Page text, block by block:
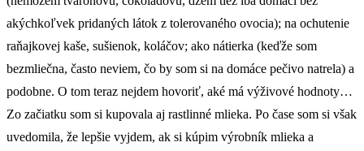
akýchkoľvek pridaných látok z tolerovaného ovocia); na ochutenie
raňajkovej kaše, sušienok, koláčov; ako nátierka (keďže som
bezmliečna, často neviem, čo by som si na domáce pečivo natrela) a
podobne. O tom teraz nejdem hovoriť, aké má výživové hodnoty…
Zo začiatku som si kupovala aj rastlinné mlieka. Po čase som si však
uvedomila, že lepšie vyjdem, ak si kúpim výrobník mlieka a